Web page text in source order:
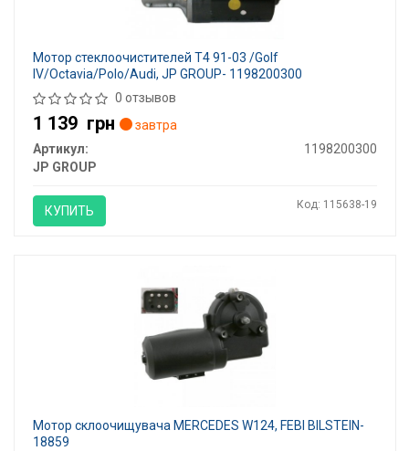
Мотор стеклоочистителей T4 91-03 /Golf
IV/Octavia/Polo/Audi, JP GROUP- 1198200300
0 отзывов
1 139 грн
завтра
Артикул:
1198200300
JP GROUP
КУПИТЬ Код: 115638-19
Мотор склоочищувача MERCEDES W124, FEBI BILSTEIN-
18859